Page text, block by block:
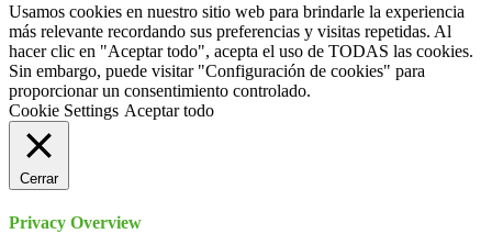
Usamos cookies en nuestro sitio web para brindarle la experiencia
más relevante recordando sus preferencias y visitas repetidas. Al
hacer clic en "Aceptar todo", acepta el uso de TODAS las cookies.
Sin embargo, puede visitar "Configuración de cookies" para
proporcionar un consentimiento controlado.
Cookie Settings Aceptar todo
Cerrar
Privacy Overview